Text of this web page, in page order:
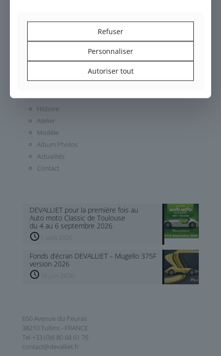
Dessinés, conçus et fabriqués en France,
les modèles DEVALLIET invitent à un voyage automobile
Histoire
Atelier
Modèle
Album Photos
Actualités
Contact
DEVALLIET pour la première fois au
Auto moto Classic de Toulouse
du 4 au 6 septembre 2026
1 août 2026
Fonds d’écran DEVALLIET – Mugello 375F
version 2026
18 juin 2026
650 Avenue du Peuras
38210 Tullins - FRANCE
Tel +33 (0)6 80 68 61 76
contact@devalliet.fr
Refuser
Personnaliser
Autoriser tout